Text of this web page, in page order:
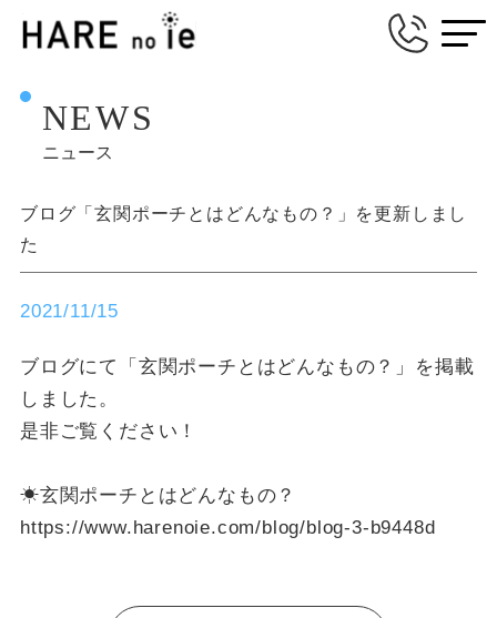
NEWS
ニュース
ブログ「玄関ポーチとはどんなもの？」を更新しまし
た
2021/11/15
ブログにて「玄関ポーチとはどんなもの？」を掲載
しました。
是非ご覧ください！
☀玄関ポーチとはどんなもの？
https://www.harenoie.com/blog/blog-3-b9448d